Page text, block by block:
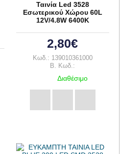
Ταινία Led 3528
Εσωτερικού Χώρου 60L
12V/4.8W 6400K
2,80€
Κωδ.: 139010361000
B. Κωδ.:
Διαθέσιμο